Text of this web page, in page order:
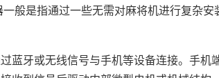
般是指通过一些无需对麻将机进行复杂安
蓝牙或无线信号与手机等设备连接。手机